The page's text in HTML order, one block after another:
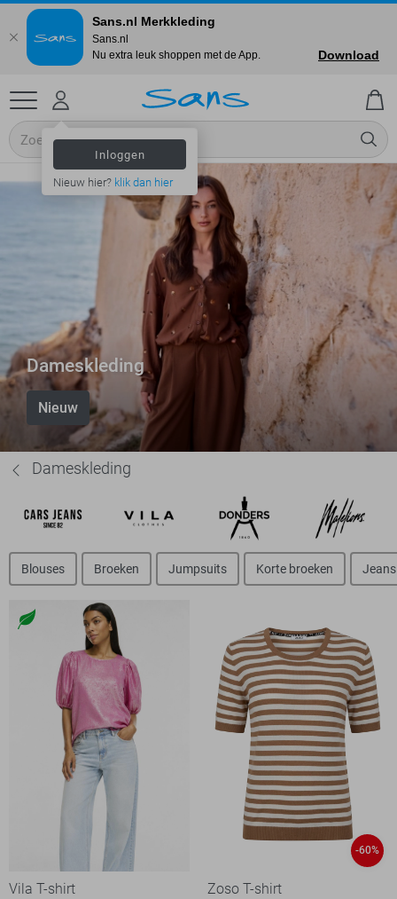
Inloggen
Nieuw hier? klik dan hier
Dameskleding
Nieuw
Dameskleding
Blouses Broeken Jumpsuits Korte broeken Jeans
Vila T-shirt
-60%
Zoso T-shirt
Sans.nl Merkkleding
Sans.nl
Nu extra leuk shoppen met de App.
Download